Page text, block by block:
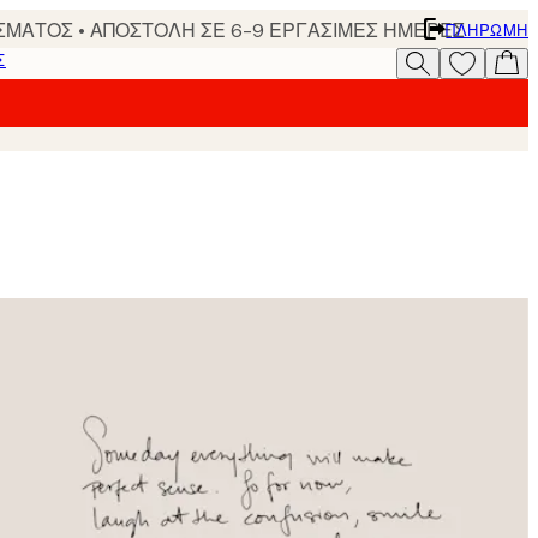
• ΑΠΟΣΤΟΛΗ ΣΕ 6-9 ΕΡΓΑΣΙΜΕΣ ΗΜΕΡΕΣΠΛΗΡΩΜΉ